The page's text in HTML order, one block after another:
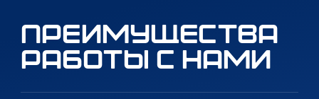
Преимущества
работы с нами